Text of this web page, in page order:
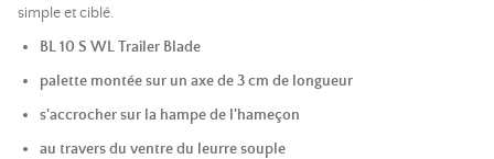
simple et ciblé.
BL 10 S WL Trailer Blade
palette montée sur un axe de 3 cm de longueur
s'accrocher sur la hampe de l'hameçon
au travers du ventre du leurre souple